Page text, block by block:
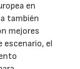
en
también
mejores
escenario, el